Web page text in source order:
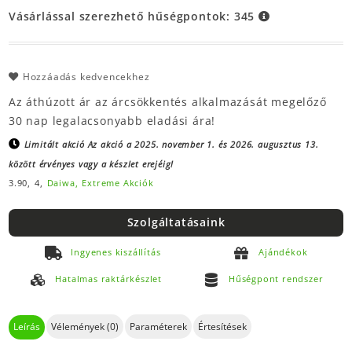
Vásárlással szerezhető hűségpontok: 345
Hozzáadás kedvencekhez
Az áthúzott ár az árcsökkentés alkalmazását megelőző
30 nap legalacsonyabb eladási ára!
Limitált akció Az akció a 2025. november 1. és 2026. augusztus 13.
között érvényes vagy a készlet erejéig!
3.90, 4, Daiwa, Extreme Akciók
Szolgáltatásaink
Ingyenes kiszállítás Ajándékok
Hatalmas raktárkészlet Hűségpont rendszer
Leírás Vélemények (0) Paraméterek Értesítések